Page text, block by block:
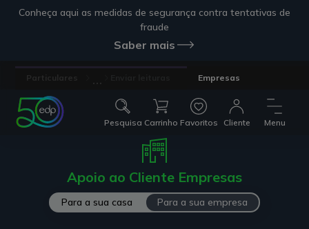
Conheça aqui as medidas de segurança contra tentativas de
fraude
Saber mais
Empresas
Pesquisa Carrinho Favoritos Cliente Menu
Apoio ao Cliente Empresas
Para a sua casa Para a sua empresa